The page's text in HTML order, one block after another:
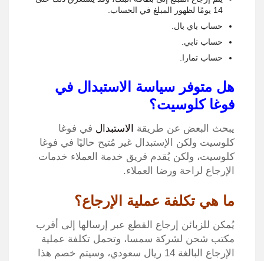
14 يومًا لظهور المبلغ في الحساب.
حساب باي بال.
حساب تابي.
حساب تمارا.
هل متوفر سياسة الاستبدال في
فوغا كلوسيت؟
يبحث البعض عن طريقة الاستبدال في فوغا
كلوسيت ولكن الإستبدال غير مُتيح حاليًا في فوغا
كلوسيت، ولكن يُقدم فريق خدمة العملاء خدمات
الإرجاع لراحة ورضا العملاء.
ما هي تكلفة عملية الإرجاع؟
يُمكن للزبائن إرجاع القطع عبر إرسالها إلى أقرب
مكتب شحن لشركة سمسا، وتحمل تكلفة عملية
الإرجاع البالغة 14 ريال سعودي، وسيتم خصم هذا